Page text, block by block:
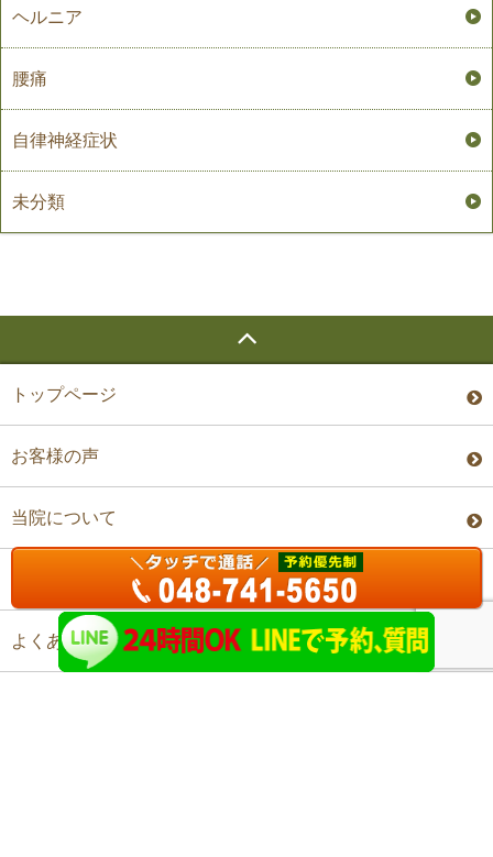
ヘルニア
腰痛
自律神経症状
未分類
トップページ
お客様の声
当院について
よくあるご質問